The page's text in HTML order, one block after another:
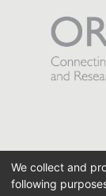
We collect and
following